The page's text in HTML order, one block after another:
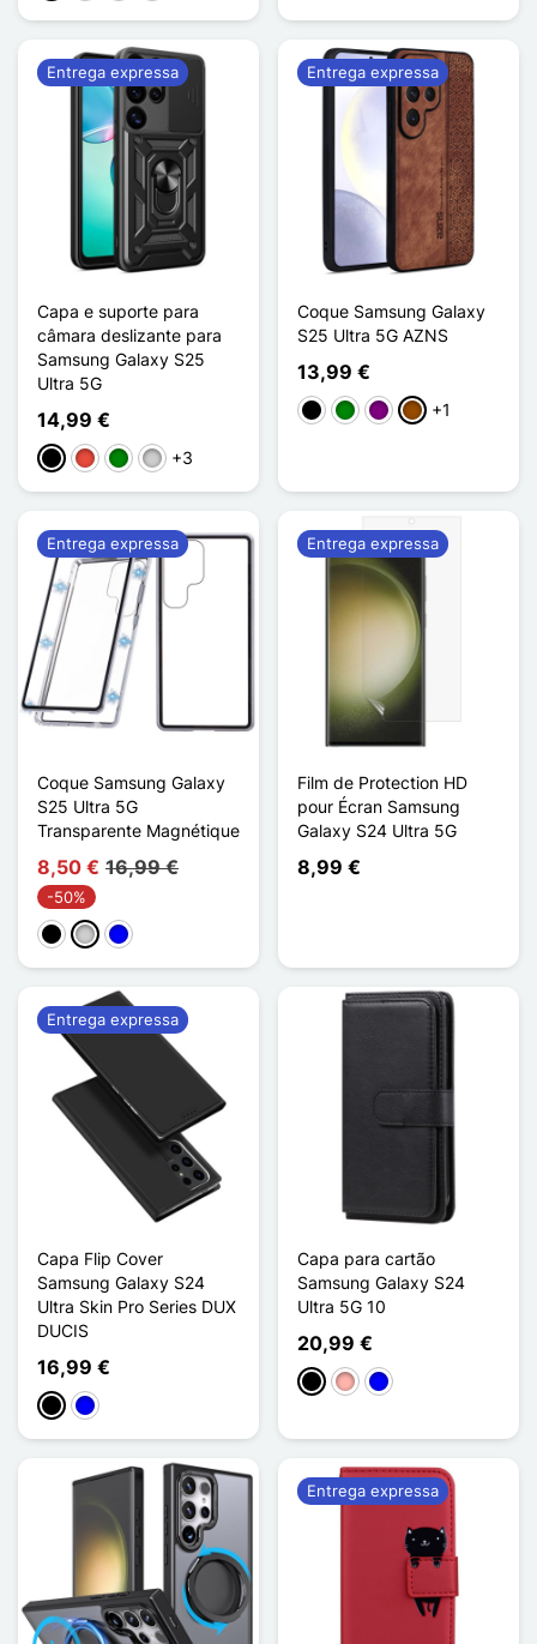
Capa e suporte para
câmara deslizante para
Samsung Galaxy S25
Ultra 5G
14,99 €
PretoVermelho
VerdePrata+3
Entrega expressa
Coque Samsung Galaxy
S25 Ultra 5G AZNS
13,99 €
PretoVerdePúrpuraCastanho
+1
Entrega expressa
Coque Samsung Galaxy
S25 Ultra 5G
Transparente Magnétique
8,50 € 16,99 €
-50%
PretoPrataAzul
Entrega expressa
Film de Protection HD
pour Écran Samsung
Galaxy S24 Ultra 5G
8,99 €
Entrega expressa
Capa Flip Cover
Samsung Galaxy S24
Ultra Skin Pro Series DUX
DUCIS
16,99 €
PretoAzul
Entrega expressa
Capa para cartão
Samsung Galaxy S24
Ultra 5G 10
20,99 €
PretoOuro rosa
Azul
Entrega expressa